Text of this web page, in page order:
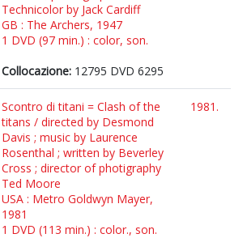
Technicolor by Jack Cardiff
GB : The Archers, 1947
1 DVD (97 min.) : color, son.
Collocazione: 12795 DVD 6295
Scontro di titani = Clash of the
titans / directed by Desmond
Davis ; music by Laurence
Rosenthal ; written by Beverley
Cross ; director of photigraphy
Ted Moore
USA : Metro Goldwyn Mayer,
1981
1 DVD (113 min.) : color., son.
1981.